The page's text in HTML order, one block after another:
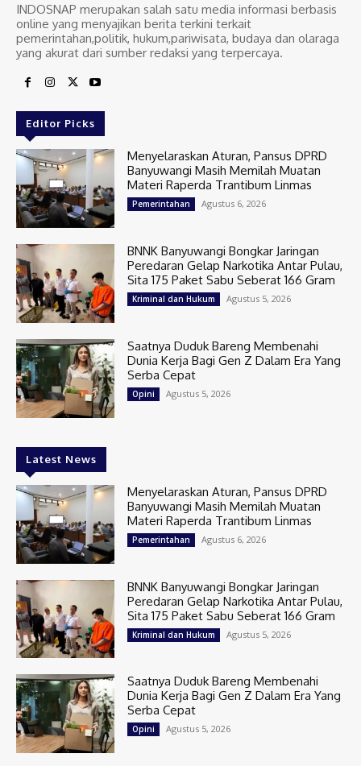
INDOSNAP merupakan salah satu media informasi berbasis
online yang menyajikan berita terkini terkait
pemerintahan,politik, hukum,pariwisata, budaya dan olaraga
yang akurat dari sumber redaksi yang terpercaya.
Editor Picks
Menyelaraskan Aturan, Pansus DPRD
Banyuwangi Masih Memilah Muatan
Materi Raperda Trantibum Linmas
Pemerintahan Agustus 6, 2026
BNNK Banyuwangi Bongkar Jaringan
Peredaran Gelap Narkotika Antar Pulau,
Sita 175 Paket Sabu Seberat 166 Gram
Kriminal dan Hukum Agustus 5, 2026
Saatnya Duduk Bareng Membenahi
Dunia Kerja Bagi Gen Z Dalam Era Yang
Serba Cepat
Opini Agustus 5, 2026
Latest News
Menyelaraskan Aturan, Pansus DPRD
Banyuwangi Masih Memilah Muatan
Materi Raperda Trantibum Linmas
Pemerintahan Agustus 6, 2026
BNNK Banyuwangi Bongkar Jaringan
Peredaran Gelap Narkotika Antar Pulau,
Sita 175 Paket Sabu Seberat 166 Gram
Kriminal dan Hukum Agustus 5, 2026
Saatnya Duduk Bareng Membenahi
Dunia Kerja Bagi Gen Z Dalam Era Yang
Serba Cepat
Opini Agustus 5, 2026